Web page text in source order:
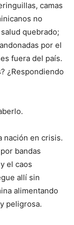
camas
no
quebrado;
por el
fuera del país.
¿Respondiendo
nación en crisis.
bandas
el caos
allí sin
alimentando
peligrosa.